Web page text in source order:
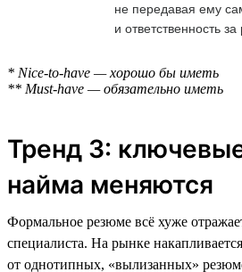
не передавая ему
и ответственность
* Nice-to-have — хорошо бы иметь
** Must-have — обязательно иметь
Тренд 3:
найма меняются
Формальное резюме всё хуже
специалиста. На рынке
от однотипных, «вылизанных»